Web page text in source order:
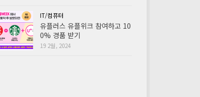
IT/컴퓨터
유플러스 유플위크 참여하고 10
0% 경품 받기
19 2월, 2024